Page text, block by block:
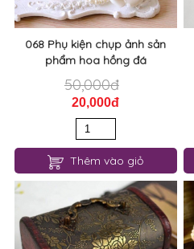
068 Phụ kiện chụp ảnh sản
phẩm hoa hồng đá
50,000đ
20,000đ
Thêm vào giỏ